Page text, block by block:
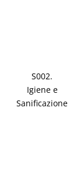
S002.
Igiene e
Sanificazione